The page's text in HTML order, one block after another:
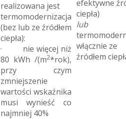
efektywne
ciepła)
lub
włącznie ze
źródłem
realizowana jest
termomodernizacja
(bez lub ze źródłem
ciepła):
· nie więcej niż
80 kWh /(m2*rok),
przy czym
zmniejszenie
wartości wskaźnika
musi wynieść co
najmniej 40%